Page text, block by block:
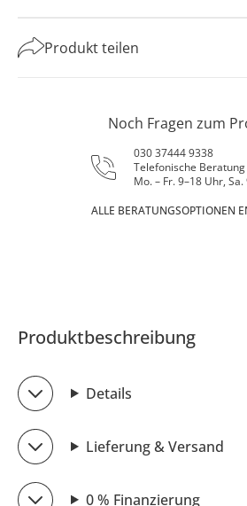
Produkt teilen
Noch Fragen zum
030 37444 9338
Telefonische
Mo. – Fr. 9–18 Uhr,
ALLE BERATUNGSOPTIONEN
Produktbeschreibung
Details
Lieferung & Versand
0 % Finanzierung